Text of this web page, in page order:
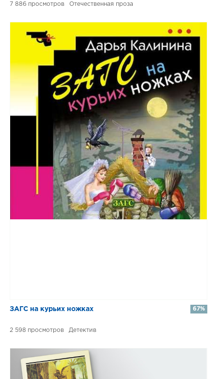
7 886 Отечественная проза
​​ЗАГС на курьих ножках
2 598 Детектив
67%